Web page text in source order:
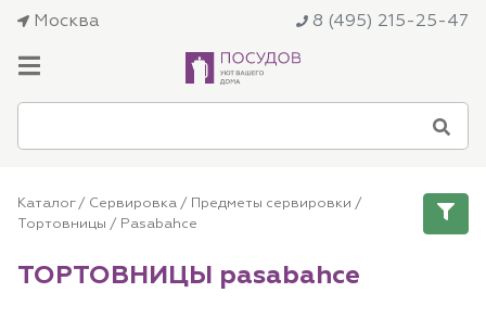
Москва 8 (495) 215-25-47
Каталог/ Сервировка / Предметы сервировки /
Тортовницы / Pasabahce
ТОРТОВНИЦЫ pasabahce